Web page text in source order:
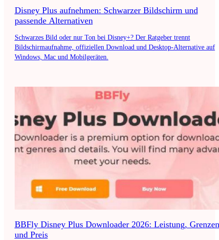
Disney Plus aufnehmen: Schwarzer Bildschirm und
passende Alternativen
Schwarzes Bild oder nur Ton bei Disney+? Der Ratgeber trennt
Bildschirmaufnahme, offiziellen Download und Desktop-Alternative auf
Windows, Mac und Mobilgeräten.
BBFly Disney Plus Downloader 2026: Leistung, Grenzen
und Preis